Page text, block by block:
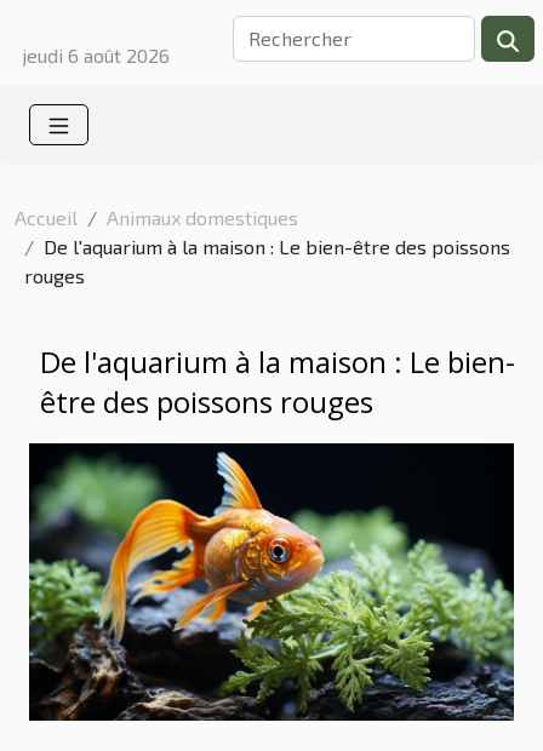
jeudi 6 août 2026
Accueil
Animaux domestiques
De l'aquarium à la maison : Le bien-être des poissons
rouges
De l'aquarium à la maison : Le bien-
être des poissons rouges